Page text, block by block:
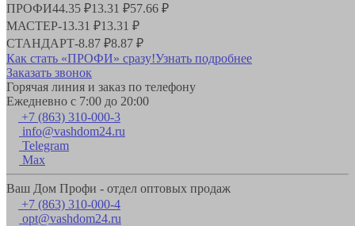
ПРОФИ44.35 ₽13.31 ₽57.66 ₽
МАСТЕР-13.31 ₽13.31 ₽
СТАНДАРТ-8.87 ₽8.87 ₽
Как стать «ПРОФИ» сразу!Узнать подробнее
Заказать звонок
Горячая линия и заказ по телефону
Ежедневно с 7:00 до 20:00
+7 (863) 310-000-3
info@vashdom24.ru
Telegram
Max
Ваш Дом Профи - отдел оптовых продаж
+7 (863) 310-000-4
opt@vashdom24.ru